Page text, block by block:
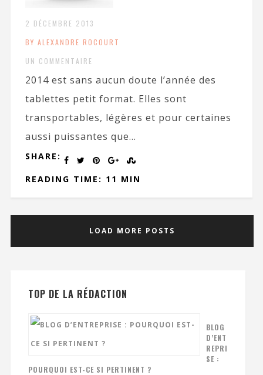
2 DÉCEMBRE 2013
BY ALEXANDRE ROCOURT
UN COMMENTAIRE
2014 est sans aucun doute l’année des
tablettes petit format. Elles sont
transportables, légères et pour certaines
aussi puissantes que...
SHARE:
READING TIME: 11 MIN
LOAD MORE POSTS
TOP DE LA RÉDACTION
BLOG
D’ENT
REPRI
SE :
POURQUOI EST-CE SI PERTINENT ?